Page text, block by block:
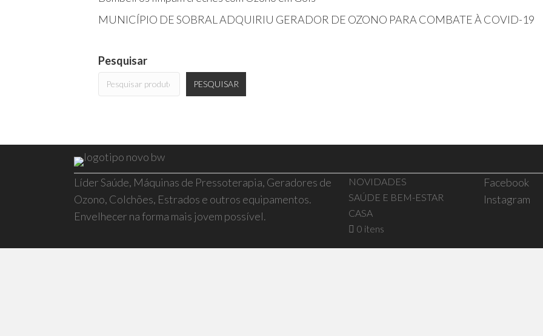
MUNICÍPIO DE SOBRAL ADQUIRIU GERADOR DE OZONO PARA COMBATE À COVID-19
Pesquisar
PESQUISAR
Líder Saúde, Máquinas de Pressoterapia, Geradores de
Ozono, Colchões, Estrados e outros equipamentos.
Envelhecer na forma mais jovem possível.
NOVIDADES
SAÚDE E BEM-ESTAR
CASA
0 itens
Facebook
Instagram